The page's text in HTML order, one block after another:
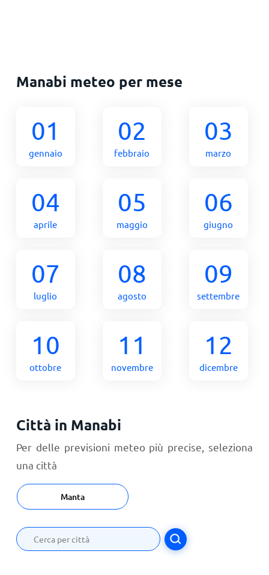
Manabi meteo per mese
01
gennaio
02
febbraio
03
marzo
04
aprile
05
maggio
06
giugno
07
luglio
08
agosto
09
settembre
10
ottobre
11
novembre
12
dicembre
Città in Manabi
Per delle previsioni meteo più precise, seleziona
una città
Manta